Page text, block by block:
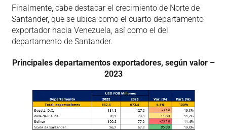
Finalmente, cabe destacar el crecimiento de Norte de
Santander, que se ubica como el cuarto departamento
exportador hacia Venezuela, así como el del
departamento de Santander.
Principales departamentos exportadores, según valor –
2023